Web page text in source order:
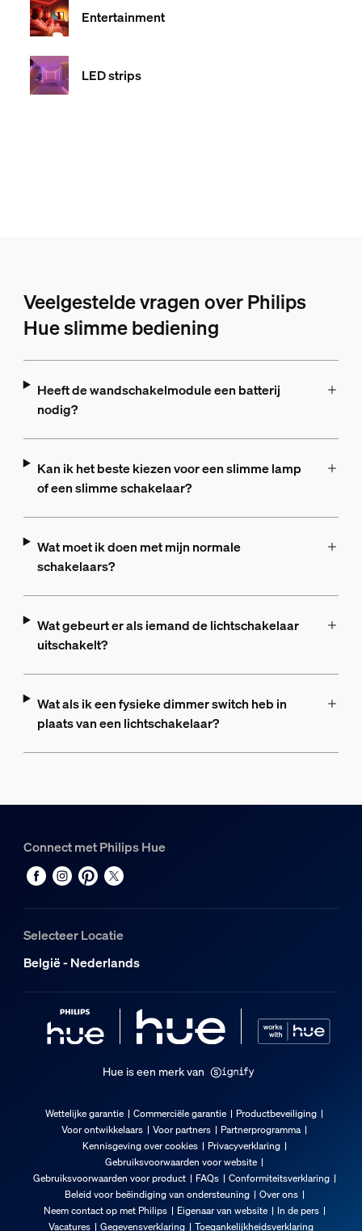
Entertainment
LED strips
Veelgestelde vragen over Philips
Hue slimme bediening
Heeft de wandschakelmodule een batterij
nodig?
Kan ik het beste kiezen voor een slimme lamp
of een slimme schakelaar?
Wat moet ik doen met mijn normale
schakelaars?
Wat gebeurt er als iemand de lichtschakelaar
uitschakelt?
Wat als ik een fysieke dimmer switch heb in
plaats van een lichtschakelaar?
Connect met Philips Hue
Selecteer Locatie
België - Nederlands
Hue is een merk van
Wettelijke garantie Commerciële garantie
Productbeveiliging
Voor ontwikkelaars
Voor partners
Partnerprogramma
Kennisgeving over cookies
Privacyverklaring
Gebruiksvoorwaarden voor website
Gebruiksvoorwaarden voor product
FAQs
Conformiteitsverklaring
Beleid voor beëindiging van ondersteuning
Over ons
Neem contact op met Philips
Eigenaar van website
In de pers
Vacatures
Gegevensverklaring Toegankelijkheidsverklaring